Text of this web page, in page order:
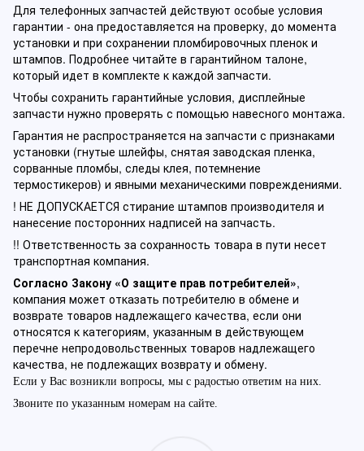
Для телефонных запчастей действуют особые условия
гарантии - она предоставляется на проверку, до момента
установки и при сохранении пломбировочных пленок и
штампов. Подробнее читайте в гарантийном талоне,
который идет в комплекте к каждой запчасти.
Чтобы сохранить гарантийные условия, дисплейные
запчасти нужно проверять с помощью навесного монтажа.
Гарантия не распространяется на запчасти с признаками
установки (гнутые шлейфы, снятая заводская пленка,
сорванные пломбы, следы клея, потемнение
термостикеров) и явными механическими повреждениями.
! НЕ ДОПУСКАЕТСЯ стирание штампов производителя и
нанесение посторонних надписей на запчасть.
!! Ответственность за сохранность товара в пути несет
транспортная компания.
Согласно Закону «О защите прав потребителей»,
компания может отказать потребителю в обмене и
возврате товаров надлежащего качества, если они
относятся к категориям, указанным в действующем
перечне непродовольственных товаров надлежащего
качества, не подлежащих возврату и обмену.
Если у Вас возникли вопросы, мы с радостью ответим на них.
Звоните по указанным номерам на сайте.